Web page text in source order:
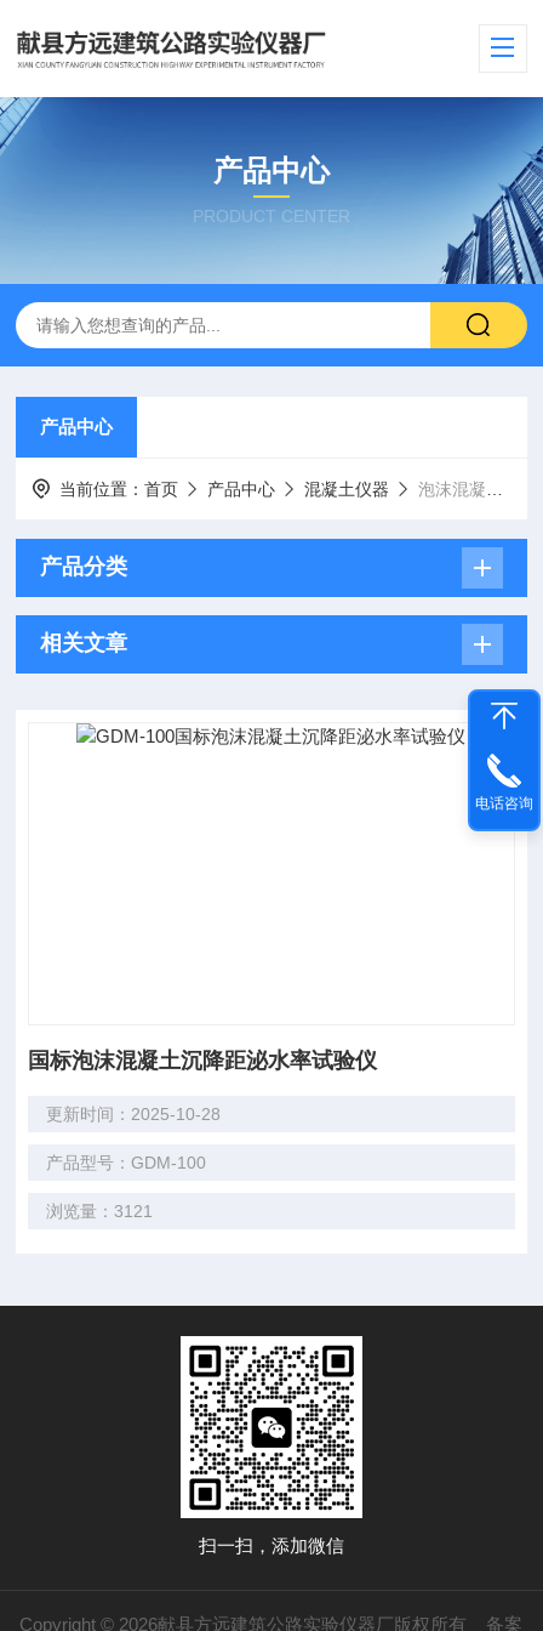
产品中心
PRODUCT CENTER
产品中心
当前位置：首页 产品中心 混凝土仪器 泡沫混凝土泡沫测定仪
产品分类
相关文章
国标泡沫混凝土沉降距泌水率试验仪
更新时间：2025-10-28
产品型号：GDM-100
浏览量：3121
扫一扫，添加微信
Copyright © 2026献县方远建筑公路实验仪器厂版权所有 备案
电话咨询